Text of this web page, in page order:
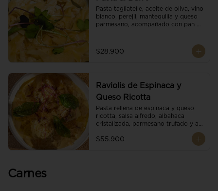
Pasta tagliatelle, aceite de oliva, vino
blanco, perejil, mantequilla y queso
parmesano, acompañado con pan
$28.900
Raviolis de Espinaca y
Queso Ricotta
Pasta rellena de espinaca y queso
ricotta, salsa alfredo, albahaca
cristalizada, parmesano trufado y ajo
$55.900
Carnes